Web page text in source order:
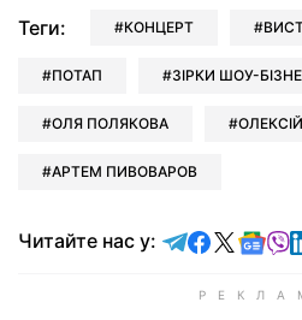
Теги: КОНЦЕРТ
ПОТАП ЗІРКИ ШОУ-
ОЛЯ ПОЛЯКОВА
АРТЕМ ПИВОВАРОВ
Читайте нас у: Читайте у
Читайте